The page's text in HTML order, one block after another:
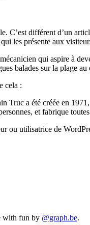
C’est différent d’un
les présente aux
qui aspire à
balades sur la plage
cela :
Truc a été créée en
et fabrique
ou utilisatrice de
with fun by @graph.be.